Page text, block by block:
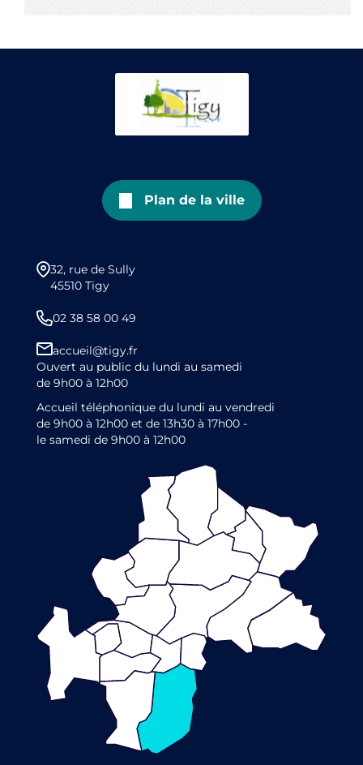
Plan de la ville
32, rue de Sully
45510 Tigy
02 38 58 00 49
accueil@tigy.fr
Ouvert au public du lundi au samedi
de 9h00 à 12h00
Accueil téléphonique du lundi au vendredi
de 9h00 à 12h00 et de 13h30 à 17h00 -
le samedi de 9h00 à 12h00